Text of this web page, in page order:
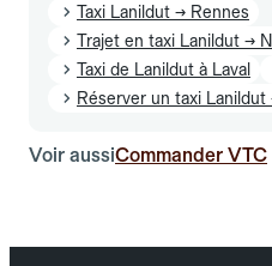
Taxi Lanildut → Rennes
Trajet en taxi Lanildut →
Taxi de Lanildut à Laval
Réserver un taxi Lanildut
Voir aussiCommander VTC